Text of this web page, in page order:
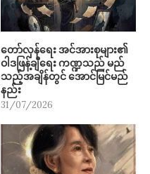
တော်လှန်ရေး အင်အားစုများ၏
ဝါဒဖြန့်ချီရေး ကဏ္ဍသည် မည်
သည့်အချိန်တွင် အောင်မြင်မည်
နည်း
31/07/2026